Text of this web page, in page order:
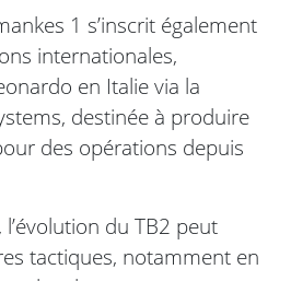
1 s’inscrit également
internationales,
en Italie via la
destinée à produire
des opérations depuis
du TB2 peut
tactiques, notamment en